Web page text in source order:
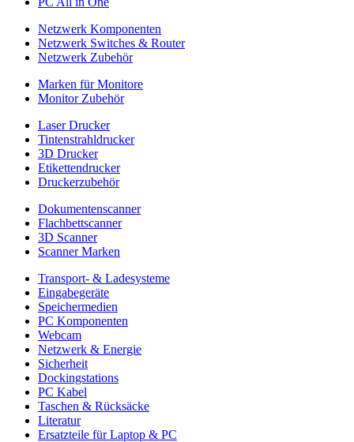
Netzwerk Komponenten
Netzwerk Switches & Router
Netzwerk Zubehör
Marken für Monitore
Monitor Zubehör
Laser Drucker
Tintenstrahldrucker
3D Drucker
Etikettendrucker
Druckerzubehör
Dokumentenscanner
Flachbettscanner
3D Scanner
Scanner Marken
Transport- & Ladesysteme
Eingabegeräte
Speichermedien
PC Komponenten
Webcam
Netzwerk & Energie
Sicherheit
Dockingstations
PC Kabel
Taschen & Rücksäcke
Literatur
Ersatzteile für Laptop & PC